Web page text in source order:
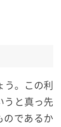
う。この利
うと真っ先
であるか